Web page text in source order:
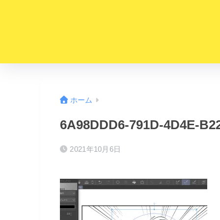
ホーム
6A98DDD6-791D-4D4E-
2021年10月6日